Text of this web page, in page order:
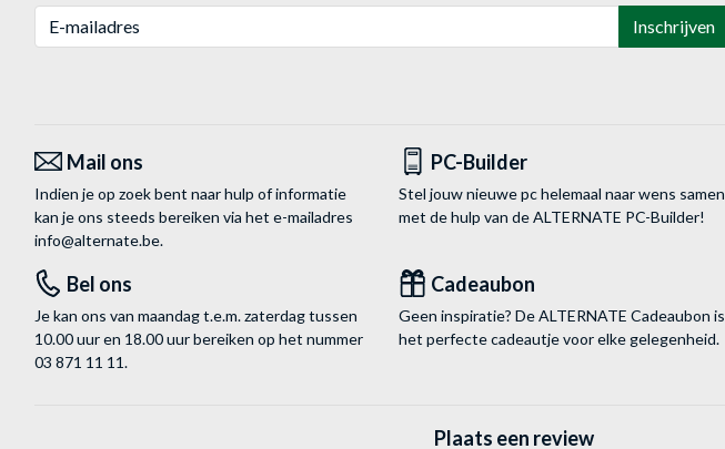
Inschrijven
Mail ons
Indien je op zoek bent naar hulp of informatie
kan je ons steeds bereiken via het e-mailadres
info@alternate.be.
PC-Builder
Stel jouw nieuwe pc helemaal naar wens samen
met de hulp van de ALTERNATE PC-Builder!
Bel ons
Je kan ons van maandag t.e.m. zaterdag tussen
10.00 uur en 18.00 uur bereiken op het nummer
03 871 11 11.
Cadeaubon
Geen inspiratie? De ALTERNATE Cadeaubon is
het perfecte cadeautje voor elke gelegenheid.
Plaats een review